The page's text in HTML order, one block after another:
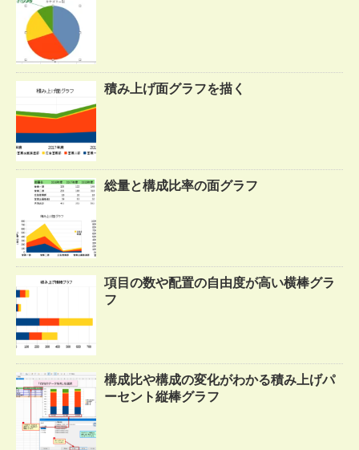
積み上げ面グラフを描く
総量と構成比率の面グラフ
項目の数や配置の自由度が高い横棒グラ
フ
構成比や構成の変化がわかる積み上げパ
ーセント縦棒グラフ